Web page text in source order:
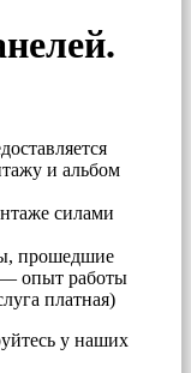
и альбом
силами
прошедшие
опыт работы
платная)
у наших